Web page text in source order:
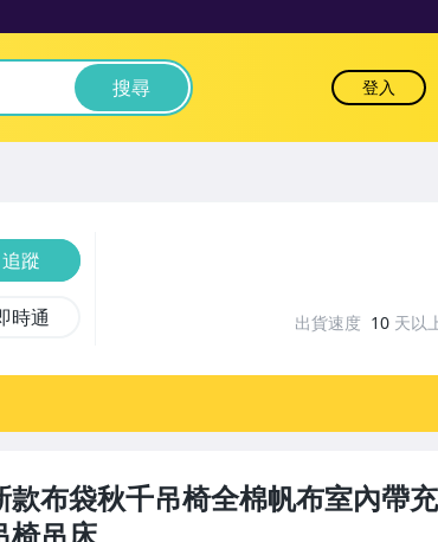
搜尋 登入
款布袋秋千吊椅全棉帆布室內帶
追蹤
時通 出貨速度 10 天以